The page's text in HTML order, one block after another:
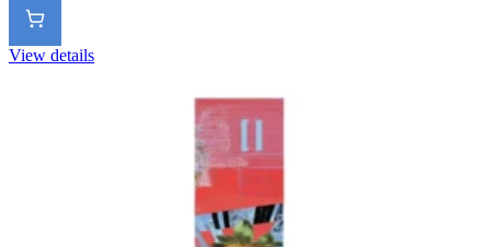
View details